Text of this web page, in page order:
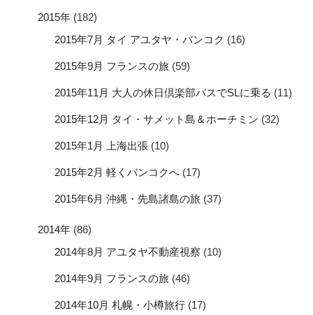
2015年 (182)
2015年7月 タイ アユタヤ・バンコク (16)
2015年9月 フランスの旅 (59)
2015年11月 大人の休日倶楽部パスでSLに乗る (11)
2015年12月 タイ・サメット島＆ホーチミン (32)
2015年1月 上海出張 (10)
2015年2月 軽くバンコクへ (17)
2015年6月 沖縄・先島諸島の旅 (37)
2014年 (86)
2014年8月 アユタヤ不動産視察 (10)
2014年9月 フランスの旅 (46)
2014年10月 札幌・小樽旅行 (17)